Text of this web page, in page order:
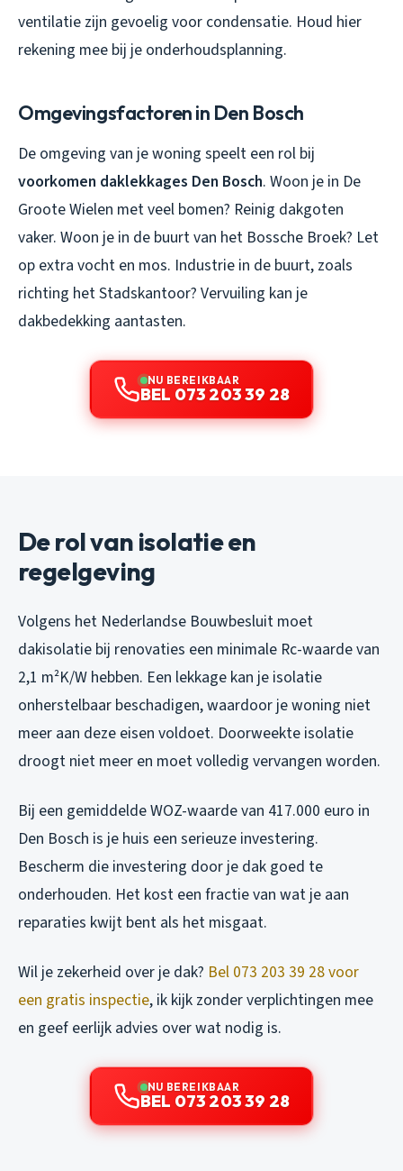
ventilatie zijn gevoelig voor condensatie. Houd hier
rekening mee bij je onderhoudsplanning.
Omgevingsfactoren in Den Bosch
De omgeving van je woning speelt een rol bij
voorkomen daklekkages Den Bosch. Woon je in De
Groote Wielen met veel bomen? Reinig dakgoten
vaker. Woon je in de buurt van het Bossche Broek? Let
op extra vocht en mos. Industrie in de buurt, zoals
richting het Stadskantoor? Vervuiling kan je
dakbedekking aantasten.
NU BEREIKBAAR
BEL 073 203 39 28
De rol van isolatie en
regelgeving
Volgens het Nederlandse Bouwbesluit moet
dakisolatie bij renovaties een minimale Rc-waarde van
2,1 m²K/W hebben. Een lekkage kan je isolatie
onherstelbaar beschadigen, waardoor je woning niet
meer aan deze eisen voldoet. Doorweekte isolatie
droogt niet meer en moet volledig vervangen worden.
Bij een gemiddelde WOZ-waarde van 417.000 euro in
Den Bosch is je huis een serieuze investering.
Bescherm die investering door je dak goed te
onderhouden. Het kost een fractie van wat je aan
reparaties kwijt bent als het misgaat.
Wil je zekerheid over je dak? Bel 073 203 39 28 voor
een gratis inspectie, ik kijk zonder verplichtingen mee
en geef eerlijk advies over wat nodig is.
NU BEREIKBAAR
BEL 073 203 39 28